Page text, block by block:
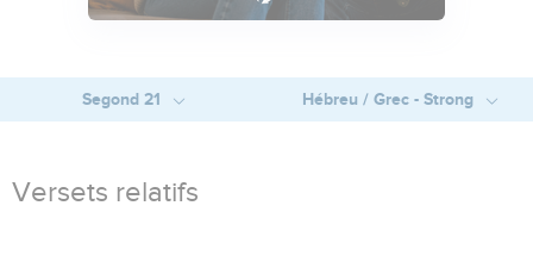
Segond 21 Hébreu / Grec - Strong
Versets relatifs